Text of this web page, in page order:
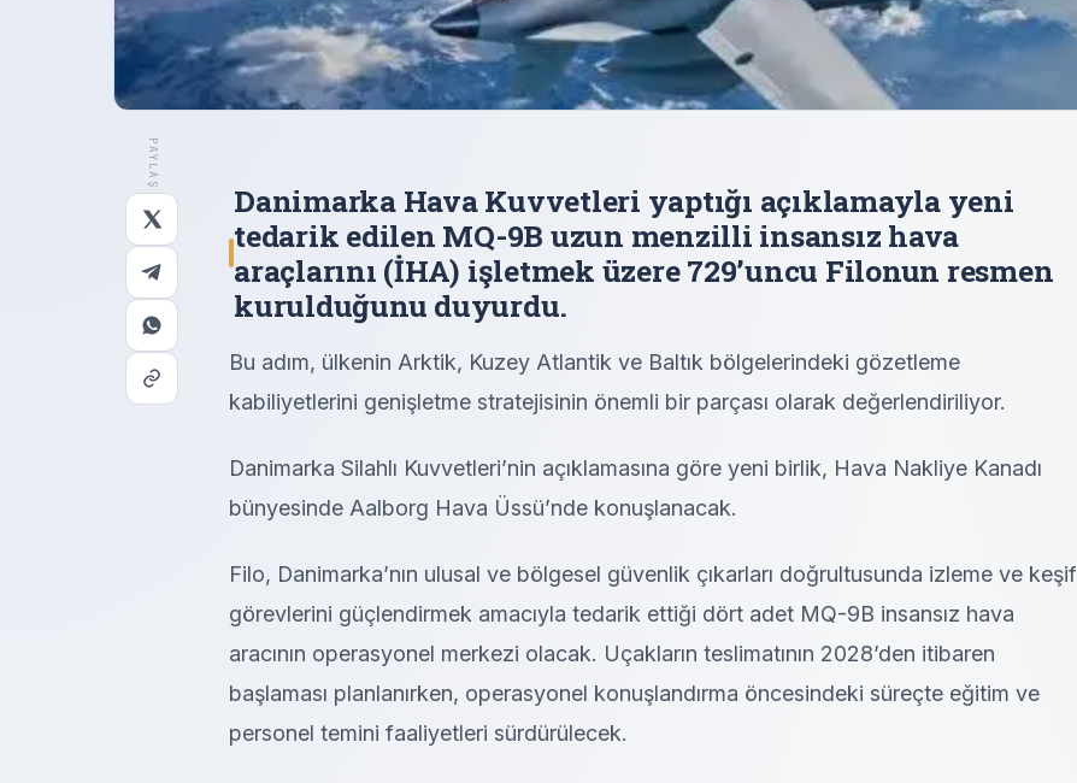
PAYLAŞ
Danimarka Hava Kuvvetleri yaptığı açıklamayla yeni
tedarik edilen MQ-9B uzun menzilli insansız hava
araçlarını (İHA) işletmek üzere 729’uncu Filonun resmen
kurulduğunu duyurdu.
Bu adım, ülkenin Arktik, Kuzey Atlantik ve Baltık bölgelerindeki gözetleme
kabiliyetlerini genişletme stratejisinin önemli bir parçası olarak değerlendiriliyor.
Danimarka Silahlı Kuvvetleri’nin açıklamasına göre yeni birlik, Hava Nakliye Kanadı
bünyesinde Aalborg Hava Üssü’nde konuşlanacak.
Filo, Danimarka’nın ulusal ve bölgesel güvenlik çıkarları doğrultusunda izleme ve keşif
görevlerini güçlendirmek amacıyla tedarik ettiği dört adet MQ-9B insansız hava
aracının operasyonel merkezi olacak. Uçakların teslimatının 2028’den itibaren
başlaması planlanırken, operasyonel konuşlandırma öncesindeki süreçte eğitim ve
personel temini faaliyetleri sürdürülecek.